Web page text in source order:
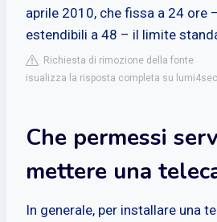
aprile 2010, che fissa a 24 ore
estendibili a 48 – il limite
Richiesta di rimozione della fonte
isualizza la risposta completa su
Che permessi
mettere una
In generale, per installare una